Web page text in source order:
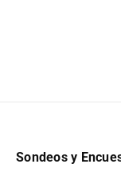
Sondeos y